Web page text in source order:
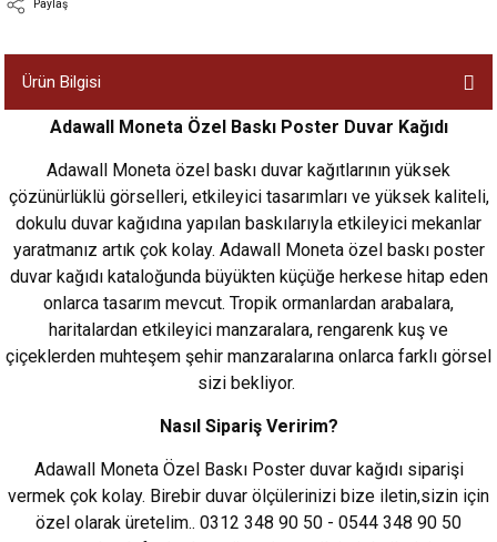
Paylaş
Ürün Bilgisi
Adawall Moneta Özel Baskı Poster Duvar Kağıdı
Adawall Moneta özel baskı duvar kağıtlarının yüksek
çözünürlüklü görselleri, etkileyici tasarımları ve yüksek kaliteli,
dokulu duvar kağıdına yapılan baskılarıyla etkileyici mekanlar
yaratmanız artık çok kolay. Adawall Moneta özel baskı poster
duvar kağıdı kataloğunda büyükten küçüğe herkese hitap eden
onlarca tasarım mevcut. Tropik ormanlardan arabalara,
haritalardan etkileyici manzaralara, rengarenk kuş ve
çiçeklerden muhteşem şehir manzaralarına onlarca farklı görsel
sizi bekliyor.
Nasıl Sipariş Veririm?
Adawall Moneta Özel Baskı Poster duvar kağıdı siparişi
vermek çok kolay. Birebir duvar ölçülerinizi bize iletin,sizin için
özel olarak üretelim.. 0312 348 90 50 - 0544 348 90 50